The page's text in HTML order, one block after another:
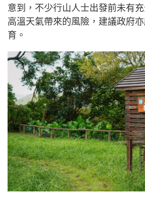
意到，不少行山人士出發前未有
高溫天氣帶來的風險，建議政府
育。